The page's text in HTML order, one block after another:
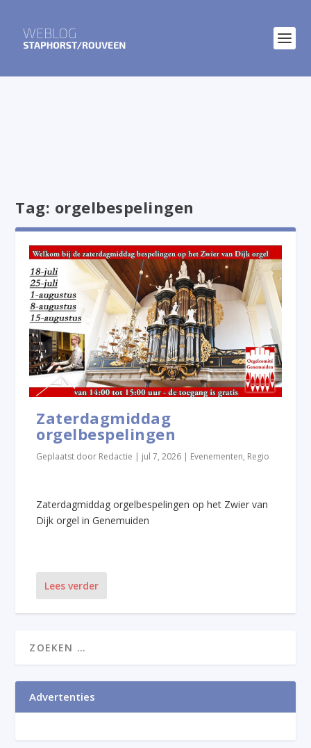
Tag: orgelbespelingen
Zaterdagmiddag
orgelbespelingen
Geplaatst door Redactie | jul 7, 2026 | Evenementen, Regio
Zaterdagmiddag orgelbespelingen op het Zwier van
Dijk orgel in Genemuiden
Lees verder
Advertenties